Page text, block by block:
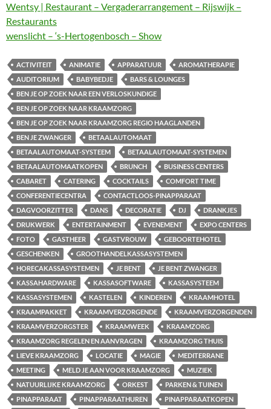
Wentsy | Restaurant – Vergaderarrangement – Rijswijk –
Restaurants
wenslicht – ‘s-Hertogenbosch – Show
ACTIVITEIT ANIMATIE APPARATUUR
AROMATHERAPIE
AUDITORIUM
BABYBEDJE
BARS & LOUNGES
BEN JE OP ZOEK NAAR EEN VERLOSKUNDIGE
BEN JE OP ZOEK NAAR KRAAMZORG
BEN JE OP ZOEK NAAR KRAAMZORG REGIO HAAGLANDEN
BEN JE ZWANGER
BETAALAUTOMAAT
BETAALAUTOMAAT-SYSTEEM
BETAALAUTOMAAT-SYSTEMEN
BETAALAUTOMAATKOPEN
BRUNCH
BUSINESS CENTERS
CABARET
CATERING COCKTAILS
COMFORT TIME
CONFERENTIECENTRA
CONTACTLOOS-PINAPPARAAT
DAGVOORZITTER
DANS DECORATIE DJ
DRANKJES
DRUKWERK
ENTERTAINMENT EVENEMENT
EXPO CENTERS
FOTO
GASTHEER GASTVROUW
GEBOORTEHOTEL
GESCHENKEN
GROOTHANDELKASSASYSTEMEN
HORECAKASSASYSTEMEN
JE BENT
JE BENT ZWANGER
KASSAHARDWARE
KASSASOFTWARE
KASSASYSTEEM
KASSASYSTEMEN
KASTELEN KINDEREN
KRAAMHOTEL
KRAAMPAKKET
KRAAMVERZORGENDE
KRAAMVERZORGENDEN
KRAAMVERZORGSTER
KRAAMWEEK
KRAAMZORG
KRAAMZORG REGELEN EN AANVRAGEN
KRAAMZORG THUIS
LIEVE KRAAMZORG
LOCATIE MAGIE
MEDITERRANE
MEETING
MELD JE AAN VOOR KRAAMZORG
MUZIEK
NATUURLIJKE KRAAMZORG
ORKEST
PARKEN & TUINEN
PINAPPARAAT
PINAPPARAATHUREN
PINAPPARAATKOPEN